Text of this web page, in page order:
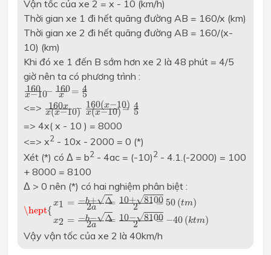
Vận tốc của xe 2 = x - 10 (km/h)
Thời gian xe 1 đi hết quãng đường AB = 160/x (km)
Thời gian xe 2 đi hết quãng đường AB = 160/(x-
10) (km)
Khi đó xe 1 đến B sớm hơn xe 2 là 48 phút = 4/5
giờ nên ta có phương trình :
160
x−10− 160
x = 4
5
160 10− 160
5
<=>
160x
x(x−10)
− 160(x−10)
x(x−10)= 4
5
160x −10)− 160( −
=> 4x( x - 10 ) = 8000
<=> x2- 10x - 2000 = 0 (*)
Xét (*) có Δ = b2- 4ac = (-10)2- 4.1.(-2000) = 100
+ 8000 = 8100
Δ > 0 nên (*) có hai nghiệm phân biệt :
\hept{
x1 = −b+√Δ
2a = 10+√8100
2 = 50 (tm)
x2 = −b−√Δ
2a = 10−√8100
2 = −40 (ktm)
− b Δ =10+81002= (
Vậy vận tốc của xe 2 là 40km/h